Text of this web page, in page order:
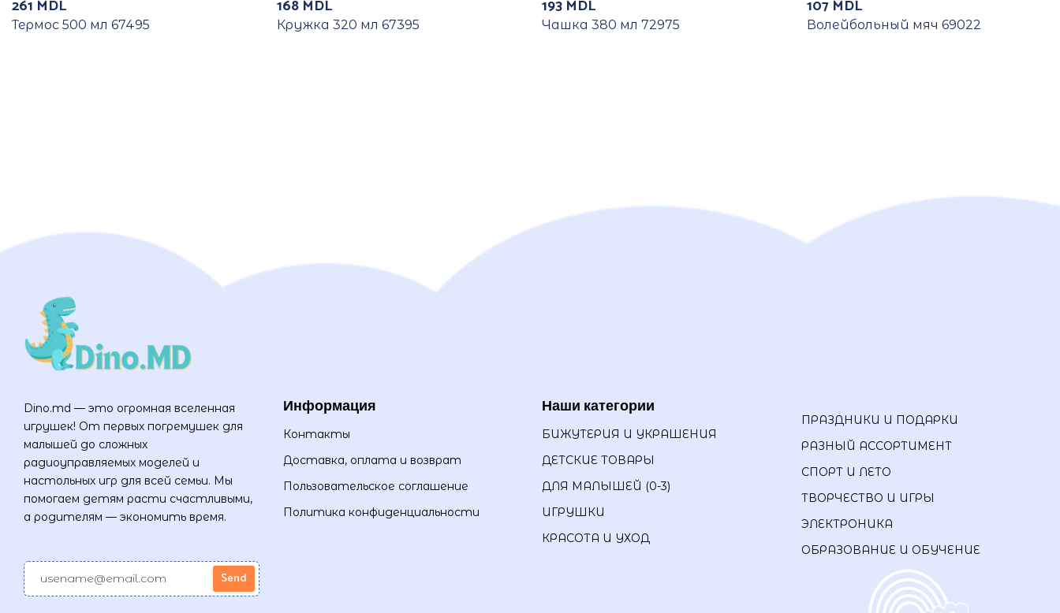
261 MDL
Термос 500 мл 67495
168 MDL
Кружка 320 мл 67395
193 MDL
Чашка 380 мл 72975
107 MDL
Волейбольный мяч 69022
Dino.md — это огромная вселенная
игрушек! От первых погремушек для
малышей до сложных
радиоуправляемых моделей и
настольных игр для всей семьи. Мы
помогаем детям расти счастливыми,
а родителям — экономить время.
Информация
Контакты
Доставка, оплата и возврат
Пользовательское соглашение
Политика конфиденциальности
Наши категории
БИЖУТЕРИЯ И УКРАШЕНИЯ
ДЕТСКИЕ ТОВАРЫ
ДЛЯ МАЛЫШЕЙ (0-3)
ИГРУШКИ
КРАСОТА И УХОД
ПРАЗДНИКИ И ПОДАРКИ
РАЗНЫЙ АССОРТИМЕНТ
СПОРТ И ЛЕТО
ТВОРЧЕСТВО И ИГРЫ
ЭЛЕКТРОНИКА
ОБРАЗОВАНИЕ И ОБУЧЕНИЕ